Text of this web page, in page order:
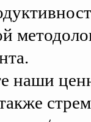
наши